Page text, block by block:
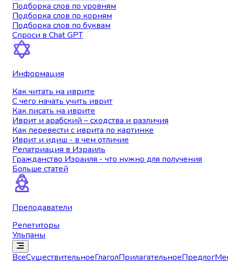
Подборка слов по уровням
Подборка слов по корням
Подборка слов по буквам
Спроси в Chat GPT
Информация
Как читать на иврите
С чего начать учить иврит
Как писать на иврите
Иврит и арабский – сходства и различия
Как перевести с иврита по картинке
Иврит и идиш - в чем отличие
Репатриация в Израиль
Гражданство Израиля - что нужно для получения
Больше статей
Преподаватели
Репетиторы
Ульпаны
ВсеСуществительноеГлаголПрилагательноеПредлог